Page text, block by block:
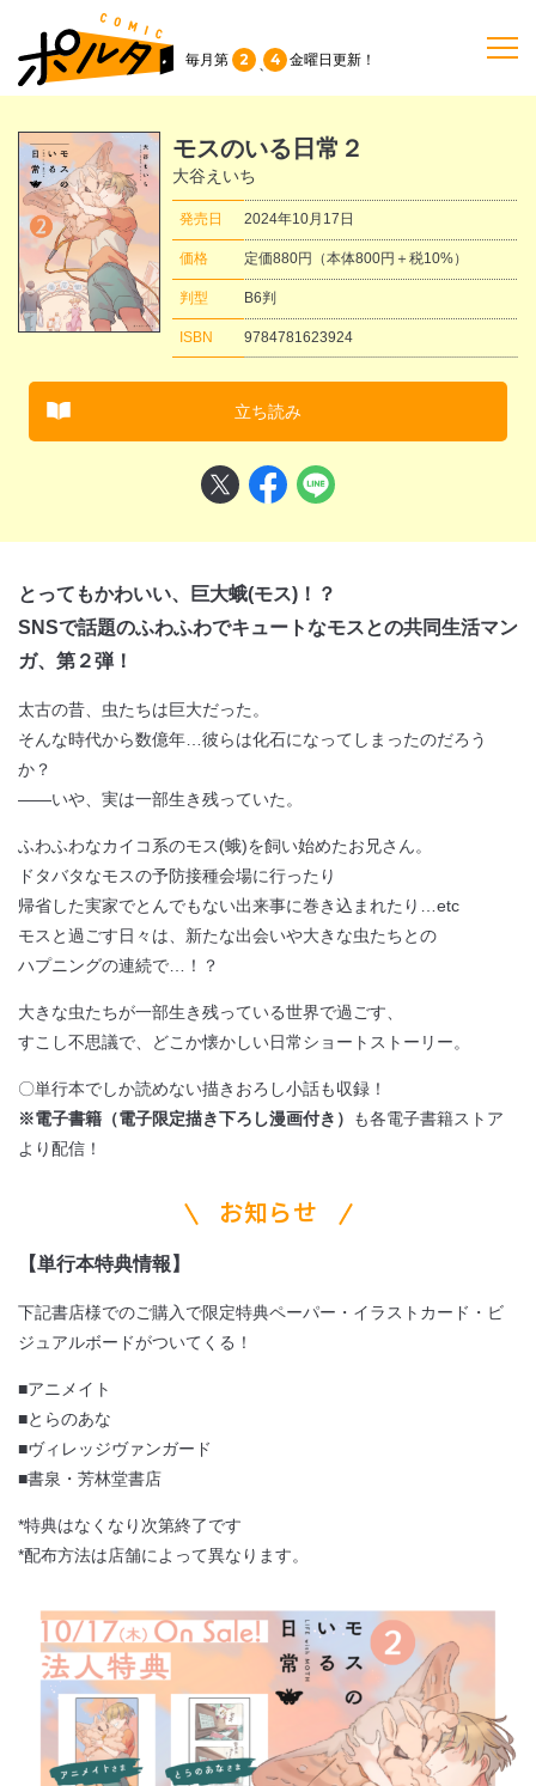
毎月第 2 4 金曜日 更新！
作品一覧
単行本
持ち込み
お問い合わせ
閉じる
モスのいる日常２
大谷えいち
発売日 2024年10月17日
価格 定価880円（本体800円＋税10%）
判型 B6判
ISBN 9784781623924
立ち読み
とってもかわいい、巨大蛾(モス)！？
SNSで話題のふわふわでキュートなモスとの共同生活マン
ガ、第２弾！
太古の昔、虫たちは巨大だった。
そんな時代から数億年…彼らは化石になってしまったのだろう
か？
――いや、実は一部生き残っていた。
ふわふわなカイコ系のモス(蛾)を飼い始めたお兄さん。
ドタバタなモスの予防接種会場に行ったり
帰省した実家でとんでもない出来事に巻き込まれたり…etc
モスと過ごす日々は、新たな出会いや大きな虫たちとの
ハプニングの連続で…！？
大きな虫たちが一部生き残っている世界で過ごす、
すこし不思議で、どこか懐かしい日常ショートストーリー。
〇単行本でしか読めない描きおろし小話も収録！
※電子書籍（電子限定描き下ろし漫画付き）
も各電子書籍ストア
より配信！
お知らせ
【単行本特典情報】
下記書店様でのご購入で限定特典ペーパー・イラストカード・ビ
ジュアルボードがついてくる！
■アニメイト
■とらのあな
■ヴィレッジヴァンガード
■書泉・芳林堂書店
*特典はなくなり次第終了です
*配布方法は店舗によって異なります。